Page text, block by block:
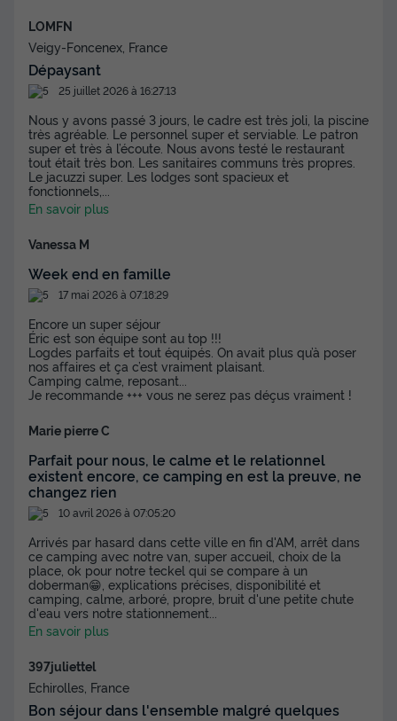
24m²
Terrasse couverte
Cafetière
Réfrigérateur
+ 2
LODGE 4 personnes - Lodge Canal - 25m2 - 2 chambres -
cuisine - sans salle de bain
du24/09/2026au 01/10/2026
Modifier les dates
Voir les disponibilités
LODGE 4 personnes - Lodge Essentiel
30m² + 15m² en mezzanine - 2 chambres -
cuisine - salle d'eau
Annulation gratuite
Surface
30m²
Adultes
4
Chambres Salle de bain
Cafetière
LOMFN
Veigy-Foncenex, France
Dépaysant
25 juillet 2026 à 16:27:13
Nous y avons passé 3 jours, le cadre est très joli, la piscine
très agréable. Le personnel super et serviable. Le patron
super et très à l’écoute. Nous avons testé le restaurant
tout était très bon. Les sanitaires communs très propres.
Le jacuzzi super. Les lodges sont spacieux et
fonctionnels, ...
En savoir plus
Vanessa M
Week end en famille
17 mai 2026 à 07:18:29
Encore un super séjour
Éric est son équipe sont au top !!!
Logdes parfaits et tout équipés. On avait plus qu’à poser
nos affaires et ça c’est vraiment plaisant.
Camping calme, reposant...
Je recommande +++ vous ne serez pas déçus vraiment !
Marie pierre C
Parfait pour nous, le calme et le relationnel
existent encore, ce camping en est la preuve, ne
changez rien
10 avril 2026 à 07:05:20
Arrivés par hasard dans cette ville en fin d'AM, arrêt dans
ce camping avec notre van, super accueil, choix de la
place, ok pour notre teckel qui se compare à un
doberman😁, explications précises, disponibilité et
camping, calme, arboré, propre, bruit d'une petite chute
d'eau vers notre stationnement
En savoir plus
397juliettel
Echirolles, France
Bon séjour dans l'ensemble malgré quelques